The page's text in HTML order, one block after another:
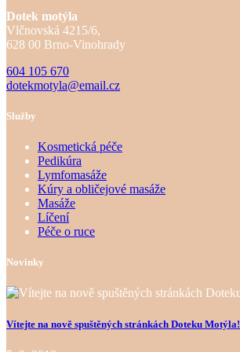
Dotek motýla
Vlčnovská 4215/6,
628 00 Brno-Vinohrady
604 105 670
dotekmotyla@email.cz
Služby
Kosmetická péče
Pedikúra
Lymfomasáže
Kúry a obličejové masáže
Masáže
Líčení
Péče o ruce
Novinky
Vítejte na nově spuštěných stránkách Doteku Motýla!